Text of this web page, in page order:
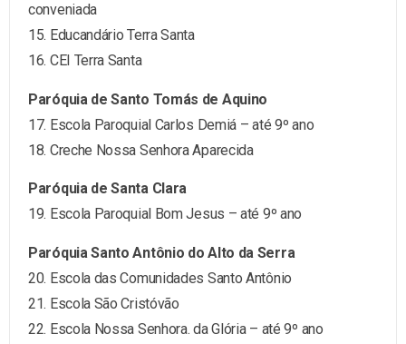
conveniada
15. Educandário Terra Santa
16. CEI Terra Santa
Paróquia de Santo Tomás de Aquino
17. Escola Paroquial Carlos Demiá – até 9º ano
18. Creche Nossa Senhora Aparecida
Paróquia de Santa Clara
19. Escola Paroquial Bom Jesus – até 9º ano
Paróquia Santo Antônio do Alto da Serra
20. Escola das Comunidades Santo Antônio
21. Escola São Cristóvão
22. Escola Nossa Senhora. da Glória – até 9º ano